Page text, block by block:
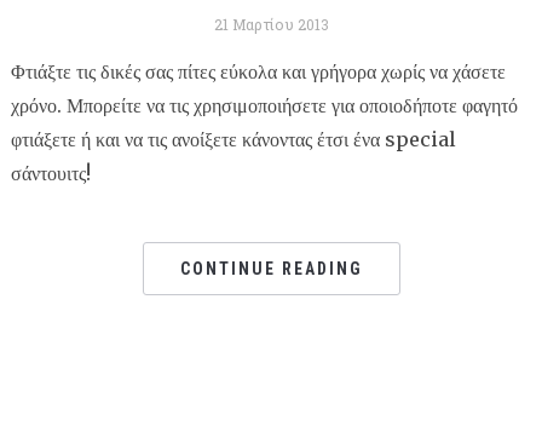
21 Μαρτίου 2013
Φτιάξτε τις δικές σας πίτες εύκολα και γρήγορα χωρίς να χάσετε
χρόνο. Μπορείτε να τις χρησιμοποιήσετε για οποιοδήποτε φαγητό
φτιάξετε ή και να τις ανοίξετε κάνοντας έτσι ένα special
σάντουιτς!
CONTINUE READING